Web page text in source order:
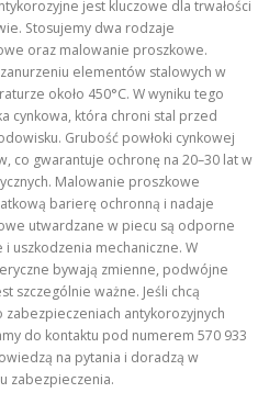
jest kluczowe dla trwałości
Stosujemy dwa rodzaje
oraz malowanie proszkowe.
elementów stalowych w
około 450°C. W wyniku tego
cynkowa, która chroni stal przed
Grubość powłoki cynkowej
co gwarantuje ochronę na 20–30 lat w
Malowanie proszkowe
barierę ochronną i nadaje
utwardzane w piecu są odporne
uszkodzenia mechaniczne. W
bywają zmienne, podwójne
szczególnie ważne. Jeśli chcą
antykorozyjnych
do kontaktu pod numerem 570 933
na pytania i doradzą w
zabezpieczenia.